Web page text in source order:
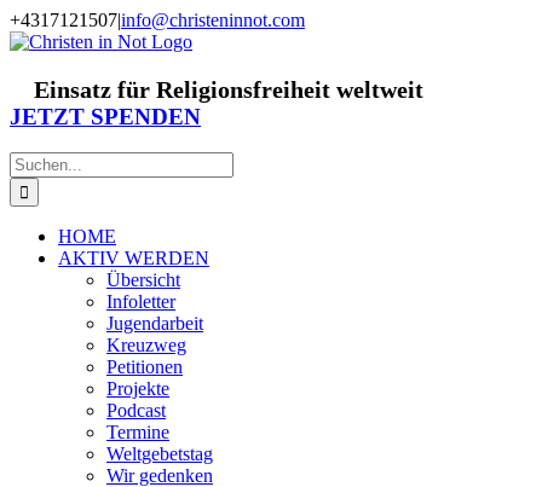
Zum
Inhalt
+4317121507|info@christeninnot.com
Facebook
Instagram
X
Spenden
Newsletter
Einsatz für Religionsfreiheit weltweit
JETZT SPENDEN
Suche
nach:
HOME
AKTIV WERDEN
Übersicht
Infoletter
Jugendarbeit
Kreuzweg
Petitionen
Projekte
Podcast
Termine
Weltgebetstag
Wir gedenken